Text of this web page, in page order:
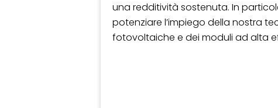
una redditività sostenuta. In
potenziare l’impiego della nostra
fotovoltaiche e dei moduli ad alta